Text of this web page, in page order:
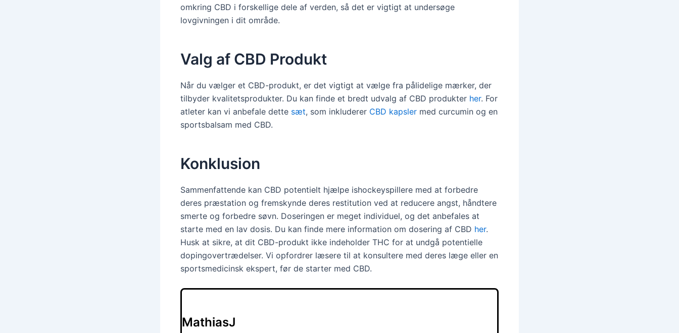
omkring CBD i forskellige dele af verden, så det er vigtigt at undersøge
lovgivningen i dit område.
Valg af CBD Produkt
Når du vælger et CBD-produkt, er det vigtigt at vælge fra pålidelige mærker, der
tilbyder kvalitetsprodukter. Du kan finde et bredt udvalg af CBD produkter her. For
atleter kan vi anbefale dette sæt, som inkluderer CBD kapsler med curcumin og en
sportsbalsam med CBD.
Konklusion
Sammenfattende kan CBD potentielt hjælpe ishockeyspillere med at forbedre
deres præstation og fremskynde deres restitution ved at reducere angst, håndtere
smerte og forbedre søvn. Doseringen er meget individuel, og det anbefales at
starte med en lav dosis. Du kan finde mere information om dosering af CBD her.
Husk at sikre, at dit CBD-produkt ikke indeholder THC for at undgå potentielle
dopingovertrædelser. Vi opfordrer læsere til at konsultere med deres læge eller en
sportsmedicinsk ekspert, før de starter med CBD.
MathiasJ